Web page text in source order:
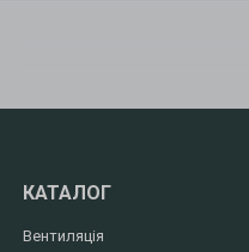
КАТАЛОГ
Вентиляція